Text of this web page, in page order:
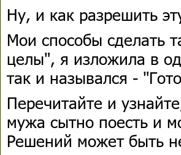
Ну, и как разрешить
Мои способы сделать
целы", я изложила в
так и назывался -
Перечитайте и
мужа сытно поесть и
Решений может быть